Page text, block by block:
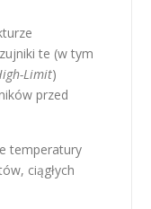
te (w tym
Limit)
przed
temperatury
ciągłych